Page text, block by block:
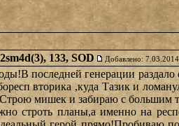
133, SOD Добавлено:
последней генерации раздало
вторика ,куда Тазик и
мишек и забираю с
строть планы,а именно на